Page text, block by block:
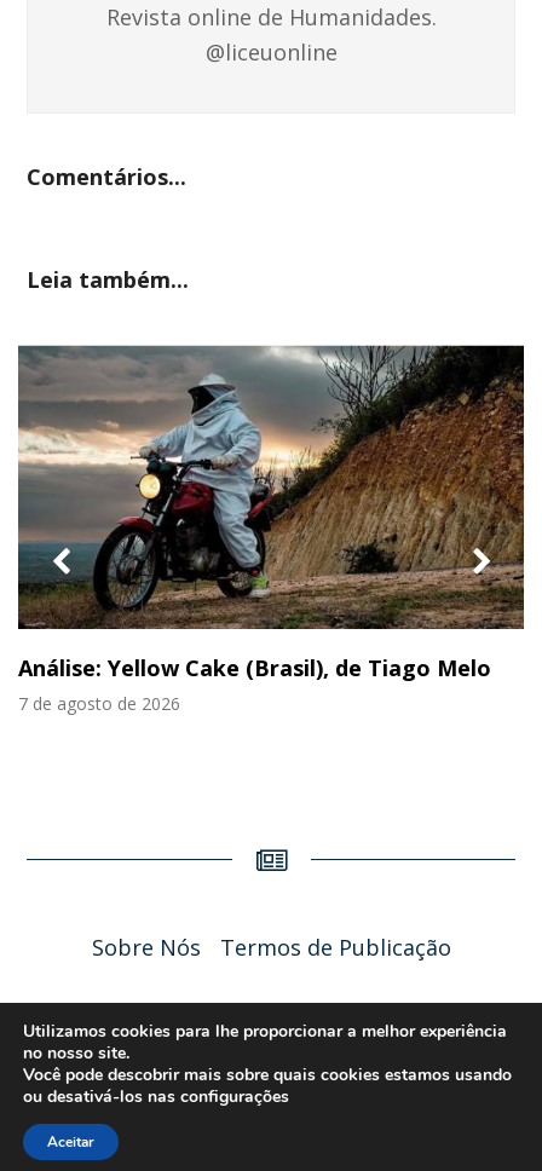
Revista online de Humanidades.
@liceuonline
Comentários...
Leia também...
Análise: Yellow Cake (Brasil), de Tiago Melo
7 de agosto de 2026
previous
slide
Sobre Nós Termos de Publicação
Liceu Online 2026 - Política de Privacidade
Utilizamos cookies para lhe proporcionar a melhor experiência
no nosso site.
Você pode descobrir mais sobre quais cookies estamos usando
ou desativá-los nas configurações
Aceitar